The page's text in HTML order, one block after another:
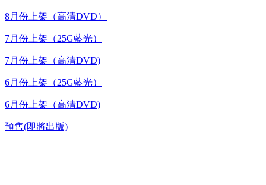
8月份上架（高清DVD）
7月份上架（25G藍光）
7月份上架（高清DVD)
6月份上架（25G藍光）
6月份上架（高清DVD)
預售(即將出版)